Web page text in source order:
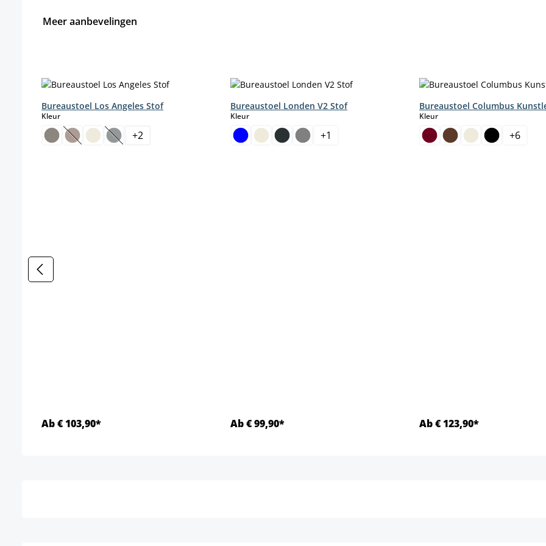
Meer aanbevelingen
Bureaustoel Los Angeles Stof
Kleurselect
(Deze optie is momenteel niet beschikbaar.)
(Deze optie is momenteel niet beschikbaar.)
+2
Ab € 103,90*
Bureaustoel Londen V2 Stof
Kleurselect
+1
Ab € 99,90*
Bureaustoel Columbus
Kleurselect
+6
Ab € 123,90*